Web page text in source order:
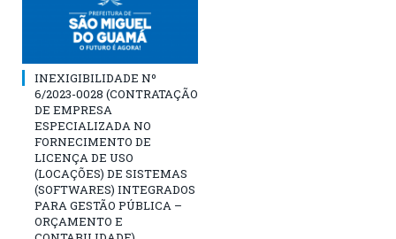
INEXIGIBILIDADE Nº
6/2023-0028 (CONTRATAÇÃO
DE EMPRESA
ESPECIALIZADA NO
FORNECIMENTO DE
LICENÇA DE USO
(LOCAÇÕES) DE SISTEMAS
(SOFTWARES) INTEGRADOS
PARA GESTÃO PÚBLICA –
ORÇAMENTO E